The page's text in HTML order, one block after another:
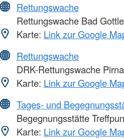
Rettungswache
Rettungswache Bad
Karte: Link zur Google
Rettungswache
DRK-Rettungswache Pirna
Karte: Link zur Google
Tages- und
Begegnungsstätte
Karte: Link zur Google